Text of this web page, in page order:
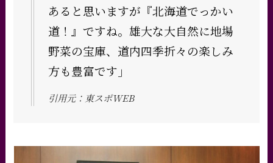
あると思いますが『北海道でっかい
道！』ですね。雄大な大自然に地場
野菜の宝庫、道内四季折々の楽しみ
方も豊富です」
引用元：東スポWEB